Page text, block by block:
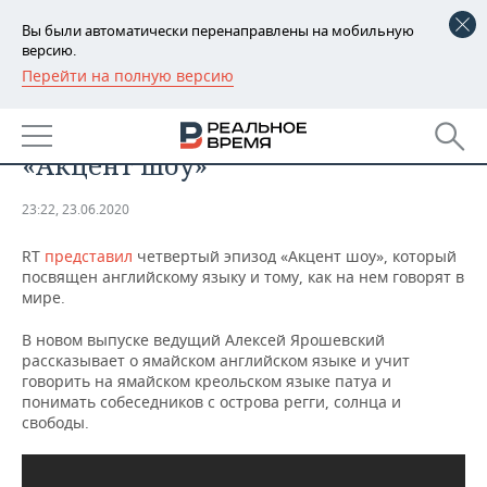
Вы были автоматически перенаправлены на мобильную
версию.
Перейти на полную версию
РЕГИОНЫ
БАШКОРТОСТАН
ТАТАРСТАН
НОВОСТИ
АНАЛИТИКА
ДЕКЛАРАЦИИ О ДОХОДАХ
ВУЗЫ ТАТАРСТАНА
КОМУ ПРИНАДЛЕЖАТ
ТАТАРСТАНА
НОВОСТИ ЭКОНОМИКИ
БАНКИ
БЮДЖЕТ
ПРОМЫШЛЕННОСТЬ
ПРОМЫШЛЕННОСТИ
АГРОПРОМ
НОВОСТИ НЕДВИЖИМОСТИ
АВТО
НОВОСТИ АВТО
БИЗНЕС
RT представил новый эпизод
«Акцент шоу»
23:22, 23.06.2020
RT представил четвертый эпизод «Акцент шоу», который
посвящен английскому языку и тому, как на нем говорят в
мире.
В новом выпуске ведущий Алексей Ярошевский
рассказывает о ямайском английском языке и учит
говорить на ямайском креольском языке патуа и
понимать собеседников с острова регги, солнца и
свободы.